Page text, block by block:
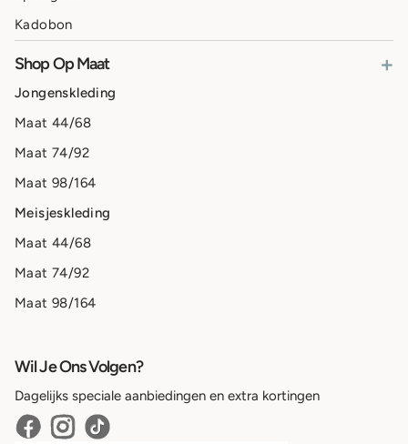
Kadobon
Shop Op Maat +
Jongenskleding
Maat 44/68
Maat 74/92
Maat 98/164
Meisjeskleding
Maat 44/68
Maat 74/92
Maat 98/164
Wil Je Ons Volgen?
Dagelijks speciale aanbiedingen en extra kortingen